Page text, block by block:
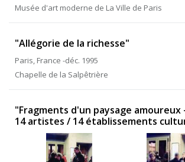
Musée d'art moderne de La Ville de Paris
"Allégorie de la richesse"
Paris, France -déc. 1995
Chapelle de la Salpêtrière
"Fragments d'un paysage amoureux
14 artistes / 14 établissements